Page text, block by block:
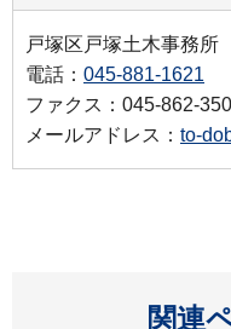
戸塚区戸塚土木事務所
電話： 045-881-1621
ファクス：045-862-
メールアドレス： to-
関連